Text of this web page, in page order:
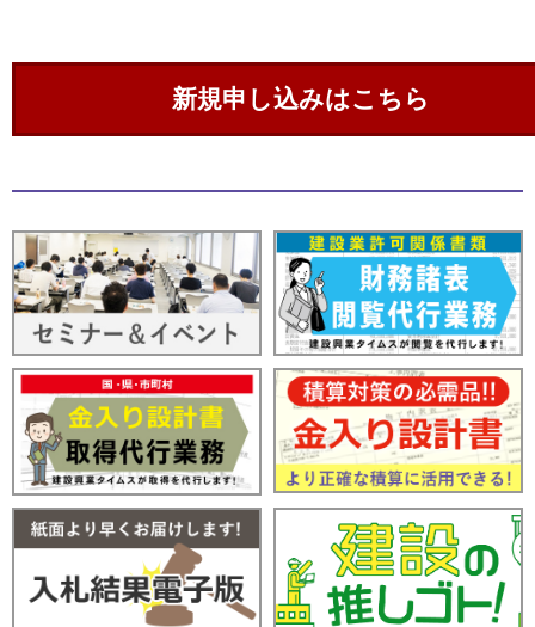
新規申し込みはこちら